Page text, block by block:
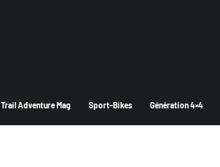
Trail Adventure Mag Sport-Bikes Génération 4×4